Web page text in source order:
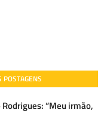
POSTAGENS
“Meu irmão,